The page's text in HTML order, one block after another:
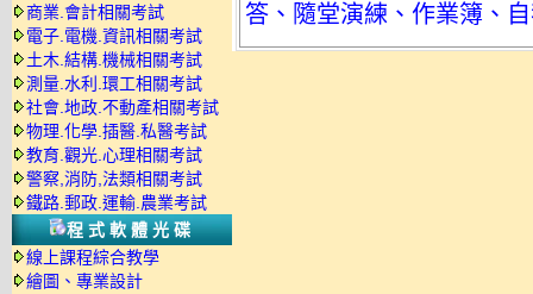
商業.會計相關考試
電子.電機.資訊相關考試
土木.結構.機械相關考試
測量.水利.環工相關考試
社會.地政.不動產相關考試
物理.化學.插醫.私醫考試
教育.觀光.心理相關考試
警察,消防,法類相關考試
鐵路.郵政.運輸.農業考試
程式軟體光碟
線上課程綜合教學
繪圖、專業設計
答、隨堂演練、作業簿、